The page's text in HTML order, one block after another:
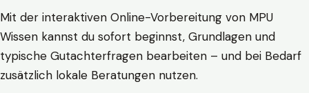
Mit der interaktiven Online-Vorbereitung von MPU
Wissen kannst du sofort beginnst, Grundlagen und
typische Gutachterfragen bearbeiten – und bei Bedarf
zusätzlich lokale Beratungen nutzen.